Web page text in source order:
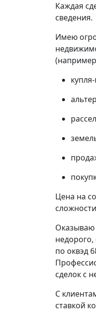
Каждая
сведения.
Имею
Цена на
Оказываю
недорого,
по оквэд
сделок с
С
ставкой